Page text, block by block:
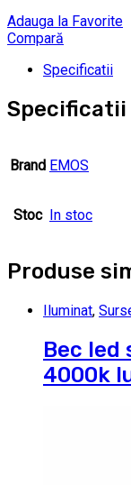
Adauga la Favorite
Compară
Specificatii
Specificatii
Brand EMOS
Stoc In stoc
Produse
Iluminat,
Bec led
4000k